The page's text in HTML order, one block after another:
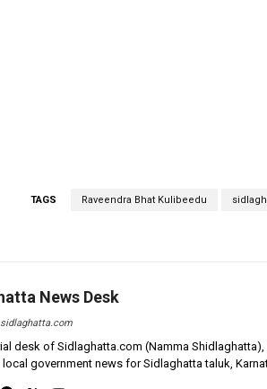
TAGS Raveendra Bhat Kulibeedu
News Desk
desk of Sidlaghatta.com (Namma
local government news for Sidlaghatta taluk,